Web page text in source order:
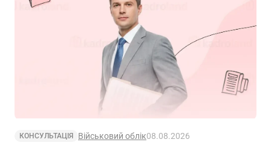
КОНСУЛЬТАЦІЯ Військовий облік08.08.2026